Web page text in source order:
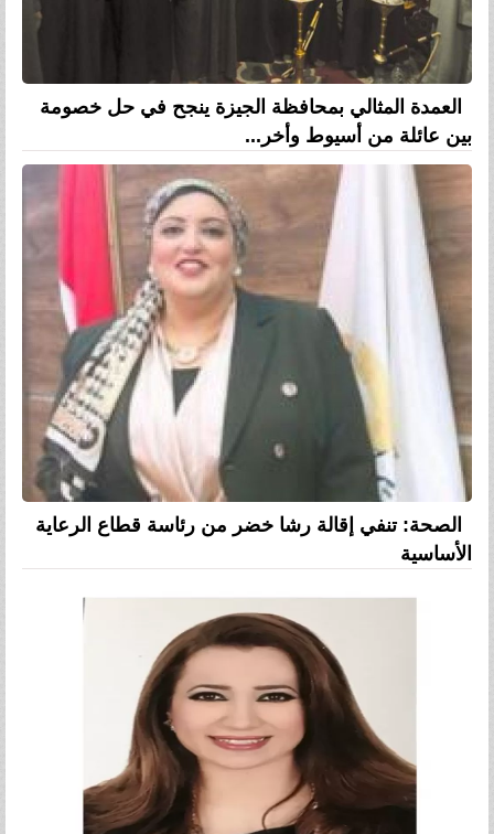
العمدة المثالي بمحافظة الجيزة ينجح في حل خصومة
بين عائلة من أسيوط وأخر...
الصحة: تنفي إقالة رشا خضر من رئاسة قطاع الرعاية
الأساسية